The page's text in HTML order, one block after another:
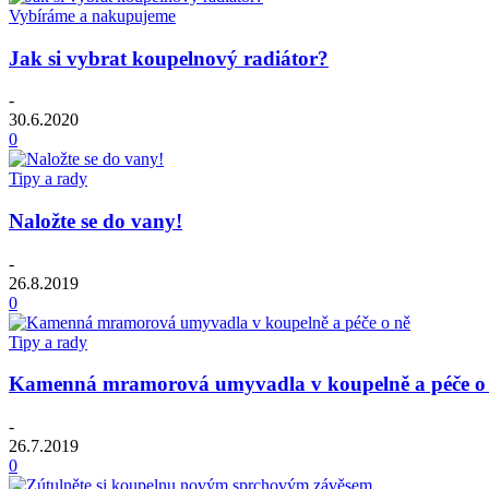
Vybíráme a nakupujeme
Jak si vybrat koupelnový radiátor?
-
30.6.2020
0
Tipy a rady
Naložte se do vany!
-
26.8.2019
0
Tipy a rady
Kamenná mramorová umyvadla v koupelně a péče o
-
26.7.2019
0